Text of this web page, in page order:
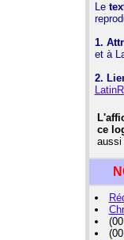
Le
1.
et à
2.
ce
aussi